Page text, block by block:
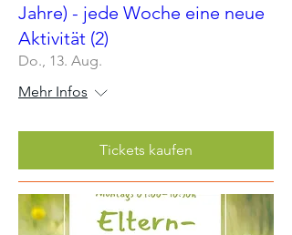
Jahre) - jede Woche eine neue
Aktivität (2)
Do., 13. Aug.
Mehr Infos
Tickets kaufen